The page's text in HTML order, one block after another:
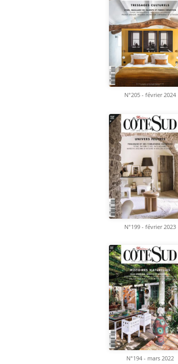
N°205 - février 2024
N°199 - février 2023
N°194 - mars 2022